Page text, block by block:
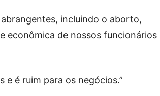
incluindo o aborto,
econômica de nossos funcionários
e é ruim para os negócios.”